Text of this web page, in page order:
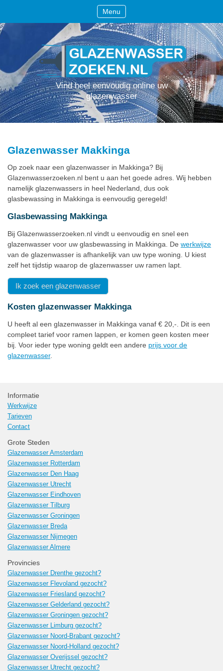
Menu
Vind heel eenvoudig online uw
glazenwasser
Glazenwasser Makkinga
Op zoek naar een glazenwasser in Makkinga? Bij
Glazenwasserzoeken.nl bent u aan het goede adres. Wij hebben
namelijk glazenwassers in heel Nederland, dus ook
glasbewassing in Makkinga is eenvoudig geregeld!
Glasbewassing Makkinga
Bij Glazenwasserzoeken.nl vindt u eenvoudig en snel een
glazenwasser voor uw glasbewassing in Makkinga. De werkwijze
van de glazenwasser is afhankelijk van uw type woning. U kiest
zelf het tijdstip waarop de glazenwasser uw ramen lapt.
Ik zoek een glazenwasser
Kosten glazenwasser Makkinga
U heeft al een glazenwasser in Makkinga vanaf € 20,-. Dit is een
compleet tarief voor ramen lappen, er komen geen kosten meer
bij. Voor ieder type woning geldt een andere prijs voor de
glazenwasser.
Informatie
Werkwijze
Tarieven
Contact
Grote Steden
Glazenwasser Amsterdam
Glazenwasser Rotterdam
Glazenwasser Den Haag
Glazenwasser Utrecht
Glazenwasser Eindhoven
Glazenwasser Tilburg
Glazenwasser Groningen
Glazenwasser Breda
Glazenwasser Nijmegen
Glazenwasser Almere
Provincies
Glazenwasser Drenthe gezocht?
Glazenwasser Flevoland gezocht?
Glazenwasser Friesland gezocht?
Glazenwasser Gelderland gezocht?
Glazenwasser Groningen gezocht?
Glazenwasser Limburg gezocht?
Glazenwasser Noord-Brabant gezocht?
Glazenwasser Noord-Holland gezocht?
Glazenwasser Overijssel gezocht?
Glazenwasser Utrecht gezocht?